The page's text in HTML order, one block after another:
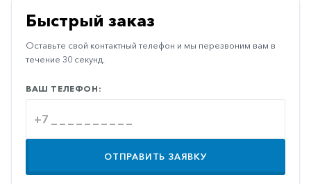
Противоаллергические
Противовирусные
Противогрибковые
Противоопухолевые
Противоподагрические
Противорвотные
Быстрый заказ
Оставьте свой контактный телефон и мы перезвоним вам в
течение 30 секунд.
ВАШ ТЕЛЕФОН:
ОТПРАВИТЬ ЗАЯВКУ